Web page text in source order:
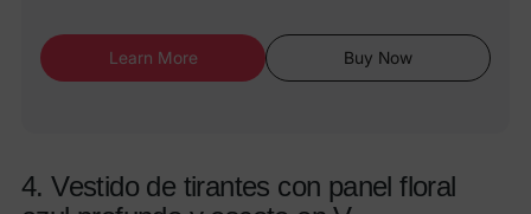
Learn More Buy Now
4. Vestido de tirantes con panel floral